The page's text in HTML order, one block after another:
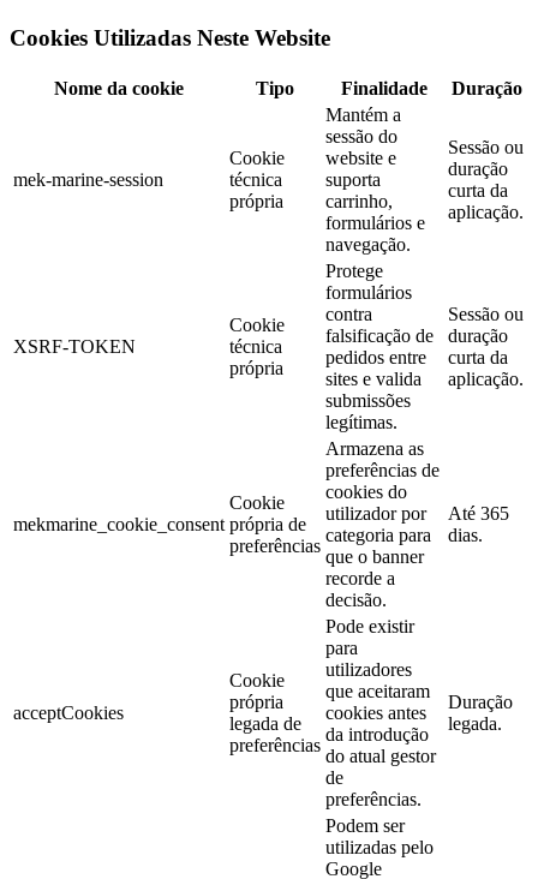
Cookies Utilizadas Neste Website
Nome da cookie Tipo Finalidade Duração
mek-marine-session
Cookie
técnica
própria
Mantém a
sessão do
website e
suporta
carrinho,
formulários e
navegação.
Sessão ou
duração
curta da
aplicação.
XSRF-TOKEN
Cookie
técnica
própria
Protege
formulários
contra
falsificação de
pedidos entre
sites e valida
submissões
legítimas.
Sessão ou
duração
curta da
aplicação.
mekmarine_cookie_consent
Cookie
própria de
preferências
Armazena as
preferências de
cookies do
utilizador por
categoria para
que o banner
recorde a
decisão.
Até 365
dias.
acceptCookies
Cookie
própria
legada de
preferências
Pode existir
para
utilizadores
que aceitaram
cookies antes
da introdução
do atual gestor
de
preferências.
Duração
legada.
Podem ser
utilizadas pelo
Google